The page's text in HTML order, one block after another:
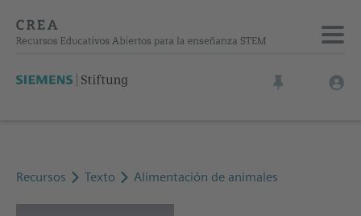
Recursos Texto Alimentación de animales